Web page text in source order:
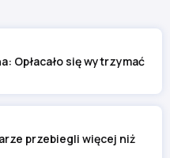
Opłacało się wytrzymać
przebiegli więcej niż